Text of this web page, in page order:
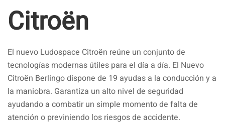
Citroën
El nuevo Ludospace Citroën reúne un conjunto de
tecnologías modernas útiles para el día a día. El Nuevo
Citroën Berlingo dispone de 19 ayudas a la conducción y a
la maniobra. Garantiza un alto nivel de seguridad
ayudando a combatir un simple momento de falta de
atención o previniendo los riesgos de accidente.